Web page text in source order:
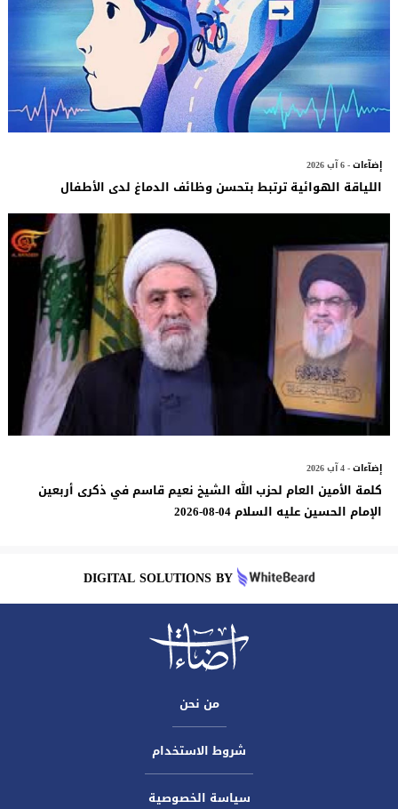
إضآءات- 6 آب 2026
اللياقة الهوائية ترتبط بتحسن وظائف الدماغ لدى الأطفال
إضآءات- 4 آب 2026
كلمة الأمين العام لحزب الله الشيخ نعيم قاسم في ذكرى أربعين
الإمام الحسين عليه السلام 04-08-2026
DIGITAL SOLUTIONS BY
من نحن
شروط الاستخدام
سياسة الخصوصية